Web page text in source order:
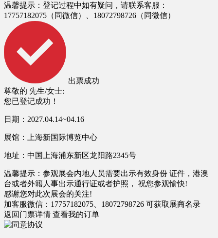
温馨提示：登记过程中如有疑问，请联系客服：
17757182075（同微信）、18072798726（同微信）
出票成功
尊敬的 先生/女士:
您已登记成功！
日期：2027.04.14~04.16
展馆：上海新国际博览中心
地址：中国上海浦东新区龙阳路2345号
温馨提示：参观展会内地人员需要出示有效身份 证件，港澳
台或者外籍人事出示通行证或者护照， 祝您参观愉快!
感谢您对此次展会的关注!
加客服微信：17757182075、18072798726 可获取展商名录
返回门票详情 查看我的订单